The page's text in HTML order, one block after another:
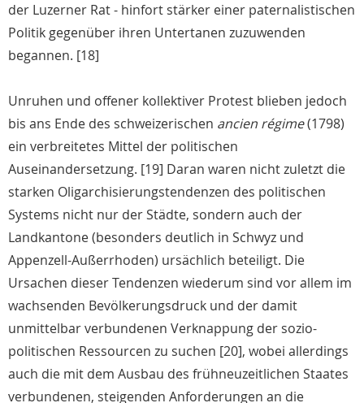
der Luzerner Rat - hinfort stärker einer paternalistischen
Politik gegenüber ihren Untertanen zuzuwenden
begannen. [18]
Unruhen und offener kollektiver Protest blieben jedoch
bis ans Ende des schweizerischen ancien régime(1798)
ein verbreitetes Mittel der politischen
Auseinandersetzung. [19] Daran waren nicht zuletzt die
starken Oligarchisierungstendenzen des politischen
Systems nicht nur der Städte, sondern auch der
Landkantone (besonders deutlich in Schwyz und
Appenzell-Außerrhoden) ursächlich beteiligt. Die
Ursachen dieser Tendenzen wiederum sind vor allem im
wachsenden Bevölkerungsdruck und der damit
unmittelbar verbundenen Verknappung der sozio-
politischen Ressourcen zu suchen [20], wobei allerdings
auch die mit dem Ausbau des frühneuzeitlichen Staates
verbundenen, steigenden Anforderungen an die